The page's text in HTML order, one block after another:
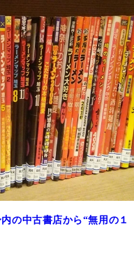
の中古書店から“無用の１